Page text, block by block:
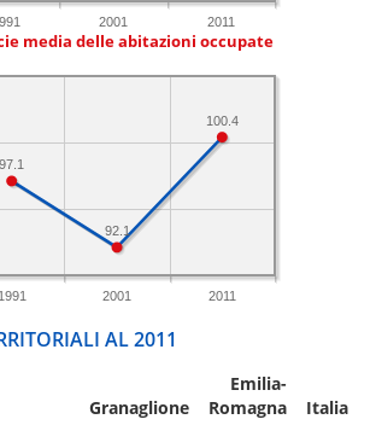
2001 2011
media delle abitazioni occupate
1991 2001 2011
100.4
92.1
97.1
AL 2011
Granaglione
Emilia-
Romagna
Italia